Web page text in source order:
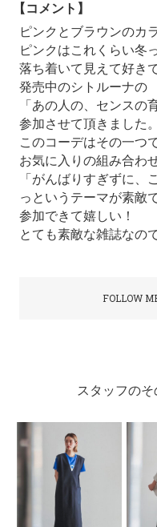
【コメント】
ピンクとブラウンのカ
ピンクはこれくらい冬
落ち着いて見えて好きで
発売中のシトルーナの
「あの人の、センスの
参加させて頂きました。
このコーデはその一つ
お気に入りの組み合わ
「がんばりすぎずに、
っというテーマが素敵
参加できて嬉しい！
とても素敵な雑誌なの
FOLLOW
スタッフの